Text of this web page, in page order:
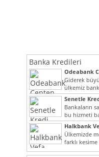
Banka Kredileri
Odeabank
KREDIM 8444
Giderek
ülkemiz
bir giriş
Senetle
Bankaların
bu hizmeti
vermektedir.
Halkbank
Ülkemizde
farklı
noktada